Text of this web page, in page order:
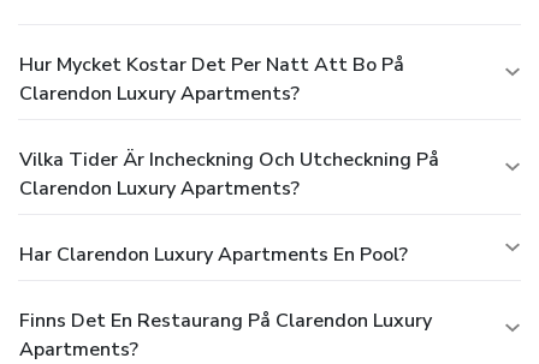
Hur Mycket Kostar Det Per Natt Att Bo På
Clarendon Luxury Apartments?
Vilka Tider Är Incheckning Och Utcheckning På
Clarendon Luxury Apartments?
Har Clarendon Luxury Apartments En Pool?
Finns Det En Restaurang På Clarendon Luxury
Apartments?